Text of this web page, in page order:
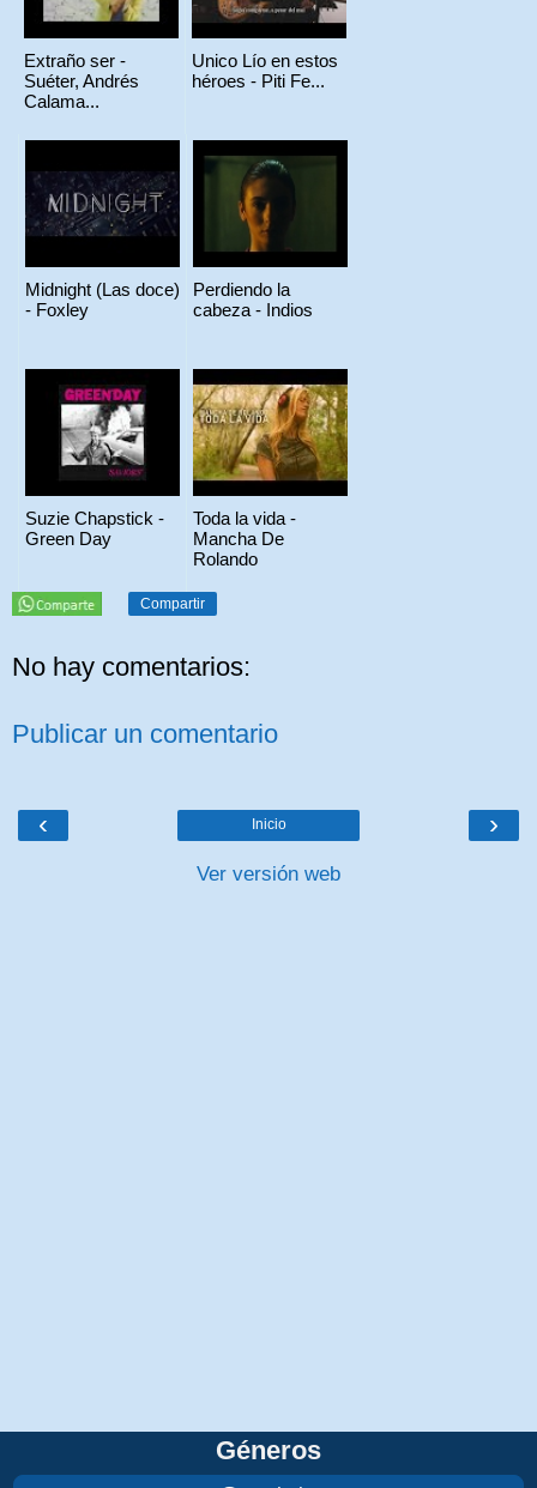
Extraño ser -
Suéter, Andrés
Calama...
Unico Lío en estos
héroes - Piti Fe...
Midnight (Las doce)
- Foxley
Perdiendo la
cabeza - Indios
Suzie Chapstick -
Green Day
Toda la vida -
Mancha De
Rolando
Compartir
No hay comentarios:
Publicar un comentario
‹ ›
Inicio
Ver versión web
Géneros